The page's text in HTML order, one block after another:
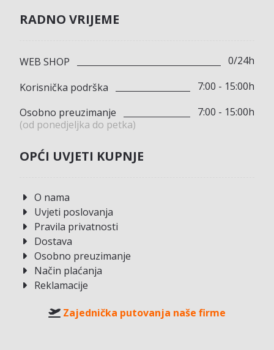
RADNO VRIJEME
WEB SHOP
0/24h
Korisnička podrška
7:00 - 15:00h
Osobno preuzimanje
(od ponedjeljka do petka)
7:00 - 15:00h
OPĆI UVJETI KUPNJE
O nama
Uvjeti poslovanja
Pravila privatnosti
Dostava
Osobno preuzimanje
Način plaćanja
Reklamacije
Zajednička putovanja naše firme